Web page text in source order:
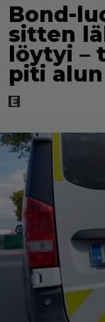
Bond-
sitten
löytyi –
piti